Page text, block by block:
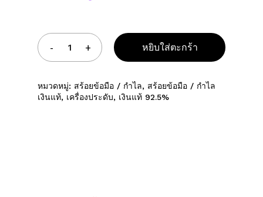
หยิบใส่ตะกร้า
หมวดหมู่: สร้อยข้อมือ / กำไล, สร้อยข้อมือ / กำไล
เงินแท้, เครื่องประดับ, เงินแท้ 92.5%